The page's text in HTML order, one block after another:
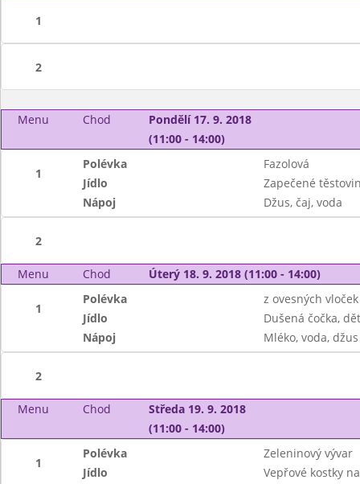
1
2
Menu Chod
Pondělí 17. 9. 2018
(11:00 - 14:00)
1
Polévka
Fazolová
Jídlo
Zapečené
Nápoj
Džus, čaj, voda
2
Menu Chod Úterý 18. 9. 2018 (11:00 - 14:00)
1
Polévka
z ovesných vloček
Jídlo
Dušená čočka,
Nápoj
Mléko, voda, džus
2
Menu Chod
Středa 19. 9. 2018
(11:00 - 14:00)
1
Polévka
Zeleninový vývar
Jídlo
Vepřové kostky